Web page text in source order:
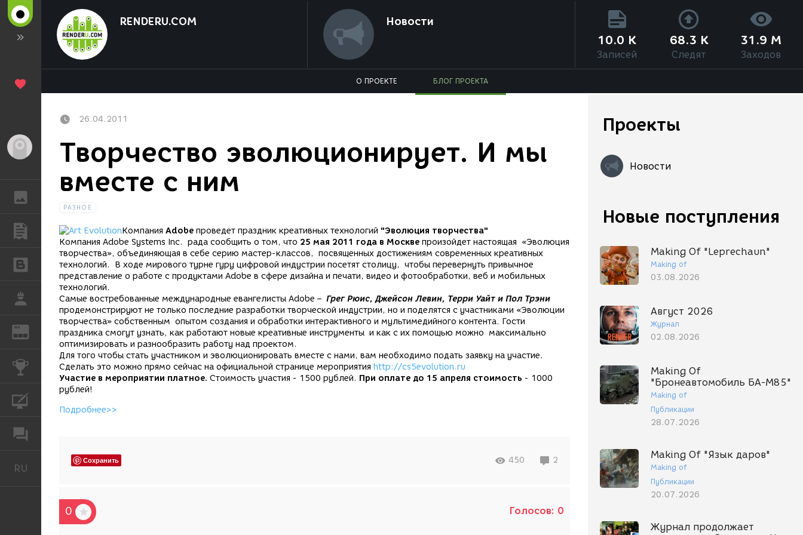
Гость
ПУБЛИКАЦИИ
БЛОГИ
РАБОТА
REN ЖУРНАЛ
КОНКУРСЫ
RU Русский
RENDERU.COM Новости
10.0 K
Записей
68.3 K
Следят
31.9 M
Заходов
О ПРОЕКТЕ БЛОГ ПРОЕКТА
Проекты
Новости
Новые поступления
Making Of "Leprechaun"
Making of
03.08.2026
Август 2026
Журнал
02.08.2026
Making Of
"Бронеавтомобиль БА-М85"
Making of
Публикации
28.07.2026
Making Of "Язык даров"
Making of
Публикации
20.07.2026
Журнал продолжает
26.04.2011
Творчество эволюционирует. И мы
вместе с ним
РАЗНОЕ
Компания Adobe проведет праздник креативных технологий "Эволюция творчества"
Компания Adobe Systems Inc. рада сообщить о том, что 25 мая 2011 года в Москве произойдет настоящая «Эволюция
творчества», объединяющая в себе серию мастер-классов, посвященных достижениям современных креативных
технологий. В ходе мирового турне гуру цифровой индустрии посетят столицу, чтобы перевернуть привычное
представление о работе с продуктами Adobe в сфере дизайна и печати, видео и фотообработки, веб и мобильных
технологий.
Самые востребованные международные евангелисты Adobe – Грег Рюис, Джейсон Левин, Терри Уайт и Пол Трэни
продемонстрируют не только последние разработки творческой индустрии, но и поделятся с участниками «Эволюции
творчества» собственным опытом создания и обработки интерактивного и мультимедийного контента. Гости
праздника смогут узнать, как работают новые креативные инструменты и как с их помощью можно максимально
оптимизировать и разнообразить работу над проектом.
Для того чтобы стать участником и эволюционировать вместе с нами, вам необходимо подать заявку на участие.
Сделать это можно прямо сейчас на официальной странице мероприятия http://cs5evolution.ru
Участие в мероприятии платное. Стоимость участия - 1500 рублей. При оплате до 15 апреля стоимость - 1000
рублей!
Подробнее>>
Сохранить 450 2
0 Голосов: 0